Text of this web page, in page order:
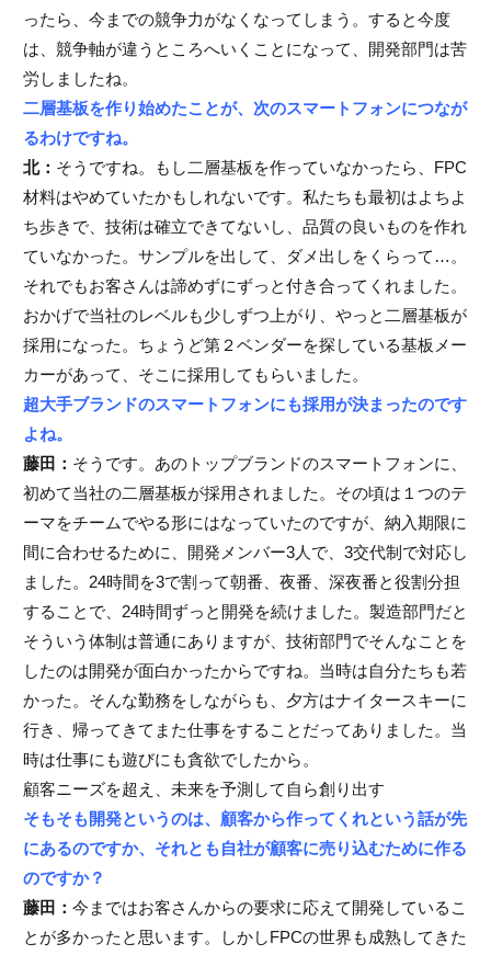
ったら、今までの競争力がなくなってしまう。すると今度
は、競争軸が違うところへいくことになって、開発部門は苦
労しましたね。
二層基板を作り始めたことが、次のスマートフォンにつなが
るわけですね。
北： そうですね。もし二層基板を作っていなかったら、FPC
材料はやめていたかもしれないです。私たちも最初はよちよ
ち歩きで、技術は確立できてないし、品質の良いものを作れ
ていなかった。サンプルを出して、ダメ出しをくらって…。
それでもお客さんは諦めずにずっと付き合ってくれました。
おかげで当社のレベルも少しずつ上がり、やっと二層基板が
採用になった。ちょうど第２ベンダーを探している基板メー
カーがあって、そこに採用してもらいました。
超大手ブランドのスマートフォンにも採用が決まったのです
よね。
藤田： そうです。あのトップブランドのスマートフォンに、
初めて当社の二層基板が採用されました。その頃は１つのテ
ーマをチームでやる形にはなっていたのですが、納入期限に
間に合わせるために、開発メンバー3人で、3交代制で対応し
ました。24時間を3で割って朝番、夜番、深夜番と役割分担
することで、24時間ずっと開発を続けました。製造部門だと
そういう体制は普通にありますが、技術部門でそんなことを
したのは開発が面白かったからですね。当時は自分たちも若
かった。そんな勤務をしながらも、夕方はナイタースキーに
行き、帰ってきてまた仕事をすることだってありました。当
時は仕事にも遊びにも貪欲でしたから。
顧客ニーズを超え、未来を予測して自ら創り出す
そもそも開発というのは、顧客から作ってくれという話が先
にあるのですか、それとも自社が顧客に売り込むために作る
のですか？
藤田： 今まではお客さんからの要求に応えて開発しているこ
とが多かったと思います。しかしFPCの世界も成熟してきた